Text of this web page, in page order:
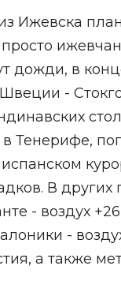
Ижевска
дожди, в
-
в Тенерифе,
В
- воздух
-
а также